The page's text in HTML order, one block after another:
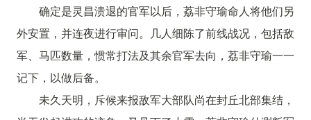
确定是灵昌溃退的官军以后，荔非守瑜命人将他们另
外安置，并连夜进行审问。几人细陈了前线战况，包括敌
军、马匹数量，惯常打法及其余官军去向，荔非守瑜一一
记下，以做后备。
未久天明，斥候来报敌军大部队尚在封丘北部集结，